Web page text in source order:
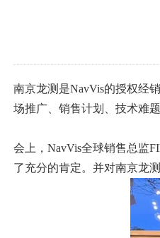
南京龙测是NavVis的授权经
场推广、销售计划、技术难
会上，NavVis全球销售总监
了充分的肯定。并对南京龙